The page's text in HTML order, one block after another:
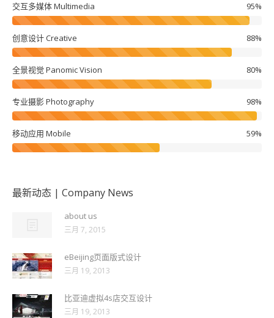
交互多媒体 Multimedia 95%
创意设计 Creative 88%
全景视觉 Panomic Vision 80%
专业摄影 Photography 98%
移动应用 Mobile 59%
最新动态 | Company News
about us
三月 7, 2015
eBeijing页面版式设计
三月 19, 2013
比亚迪虚拟4s店交互设计
三月 19, 2013